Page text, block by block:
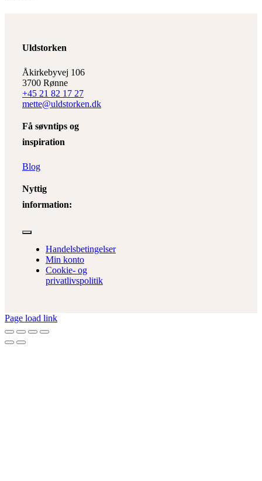
Uldstorken
Åkirkebyvej 106
3700 Rønne
+45 21 82 17 27
mette@uldstorken.dk
Få søvntips og
inspiration
Blog
Nyttig
information:
Toggle
NavigationHandelsbetingelser
Min konto
Cookie- og
privatlivspolitik
Page load link